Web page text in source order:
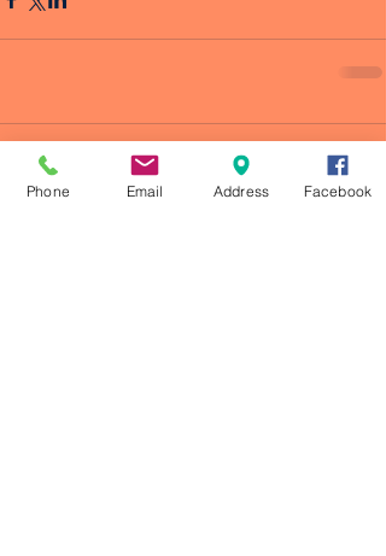
header.all-comments
Phone Email Address Facebook